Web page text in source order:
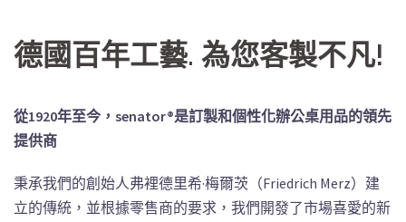
德國百年工藝. 為您客製不凡!
從1920年至今， senator®是訂製和個性化辦公桌用品的領先
提供商
秉承我們的創始人弗裡德里希·梅爾茨（Friedrich Merz）建
立的傳統，並根據零售商的要求，我們開發了市場喜愛的新